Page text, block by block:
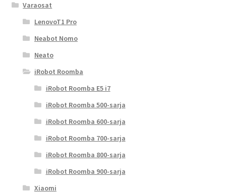
Varaosat
LenovoT1 Pro
Neabot Nomo
Neato
iRobot Roomba
iRobot Roomba E5 i7
iRobot Roomba 500-sarja
iRobot Roomba 600-sarja
iRobot Roomba 700-sarja
iRobot Roomba 800-sarja
iRobot Roomba 900-sarja
Xiaomi